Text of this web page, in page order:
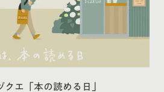
エ「本の読める日」